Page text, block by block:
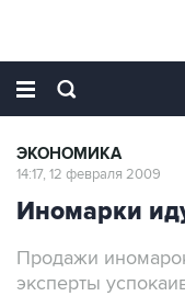
ЭКОНОМИКА
14:17, 12 февраля 2009
Иномарки
Продажи
эксперты